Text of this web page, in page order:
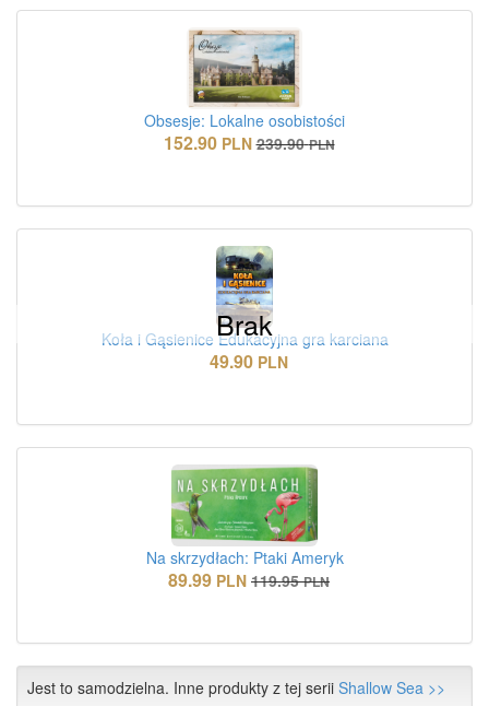
Obsesje: Lokalne osobistości
152.90 PLN 239.90 PLN
Brak
Koła i Gąsienice Edukacyjna gra karciana
49.90 PLN
Na skrzydłach: Ptaki Ameryk
89.99 PLN 119.95 PLN
Jest to samodzielna. Inne produkty z tej serii Shallow Sea >>